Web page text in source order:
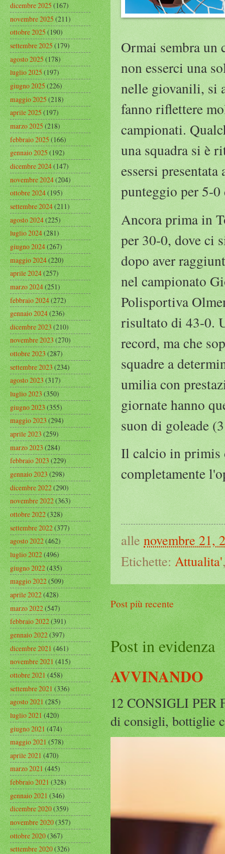
Ormai sembra un
non esserci una
nelle giovanili, si
fanno riflettere
campionati.
una squadra si è
essersi
punteggio per 5-
Ancora prima in
per 30-0, dove ci
dopo aver
nel campionato
Polisportiva
risultato di 43-0.
record, ma che
squadre a
umilia con
giornate hanno
suon di goleade
Il calcio in primis
completamente
alle novembre 21,
Etichette: Attualita'
Post più recente
Post in evidenza
AVVINANDO
12 CONSIGLI PER
di consigli, bottiglie
dicembre 2025(167)
novembre 2025(211)
ottobre 2025(190)
settembre 2025(179)
agosto 2025(178)
luglio 2025(197)
giugno 2025(226)
maggio 2025(218)
aprile 2025(197)
marzo 2025(218)
febbraio 2025(166)
gennaio 2025(192)
dicembre 2024(147)
novembre 2024(204)
ottobre 2024(195)
settembre 2024(211)
agosto 2024(225)
luglio 2024(281)
giugno 2024(267)
maggio 2024(220)
aprile 2024(257)
marzo 2024(251)
febbraio 2024(272)
gennaio 2024(236)
dicembre 2023(210)
novembre 2023(270)
ottobre 2023(287)
settembre 2023(234)
agosto 2023(317)
luglio 2023(350)
giugno 2023(355)
maggio 2023(294)
aprile 2023(259)
marzo 2023(284)
febbraio 2023(229)
gennaio 2023(298)
dicembre 2022(290)
novembre 2022(363)
ottobre 2022(328)
settembre 2022(377)
agosto 2022(462)
luglio 2022(496)
giugno 2022(435)
maggio 2022(509)
aprile 2022(428)
marzo 2022(547)
febbraio 2022(391)
gennaio 2022(397)
dicembre 2021(461)
novembre 2021(415)
ottobre 2021(458)
settembre 2021(336)
agosto 2021(285)
luglio 2021(420)
giugno 2021(474)
maggio 2021(578)
aprile 2021(470)
marzo 2021(445)
febbraio 2021(328)
gennaio 2021(346)
dicembre 2020(359)
novembre 2020(357)
ottobre 2020(367)
settembre 2020(326)